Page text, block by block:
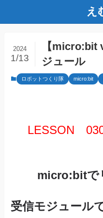
え
【
ジュール
2024
1/13
ロボットつくり隊 micro:bit
LESSON
micro:bitでリ
受信モジュール